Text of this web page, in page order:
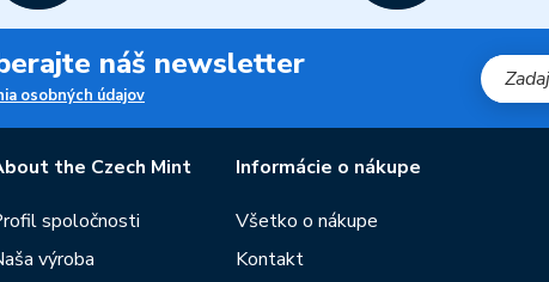
náš newsletter
osobných údajov
the Czech Mint
spoločnosti
výroba
Informácie o nákupe
Všetko o nákupe
Kontakt